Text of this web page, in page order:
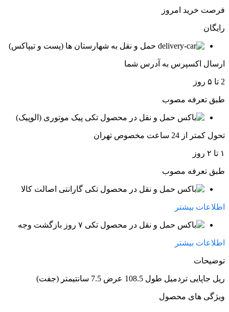
فرصت خرید امروز
رایگان
حمل و نقل به شهارستان ها (پست و تیپاکس)
ارسال اکسپرس به آدرس شما
2 تا ۵ روز
طبق تعرفه مصوب
پیک موتوری (الوپیک)
تحول کمتر از 24 ساعت مخصوص تهران
۱ تا ۲ روز
طبق تعرفه مصوب
گارانتی اصالت کالا
اطلاعات بیشتر
۷ روز بازگشت وجه
اطلاعات بیشتر
توضیحات
ریل جاپایی تردمیل طول 108.5 عرض 7.5 سانتیمتر (جفت)
ویژگی های محصول